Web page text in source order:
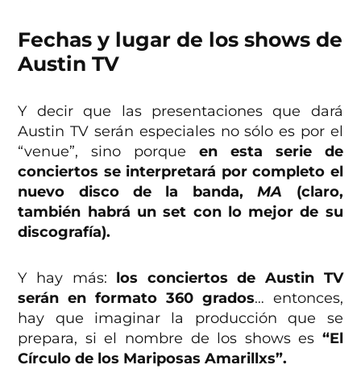
Fechas y lugar de los shows de
Austin TV
Y decir que las presentaciones que dará
Austin TV serán especiales no sólo es por el
“venue”, sino porque en esta serie de
conciertos se interpretará por completo el
nuevo disco de la banda,MA (claro,
también habrá un set con lo mejor de su
discografía).
Y hay más: los conciertos de Austin TV
serán en formato 360 grados… entonces,
hay que imaginar la producción que se
prepara, si el nombre de los shows es “El
Círculo de los Mariposas Amarillxs”.